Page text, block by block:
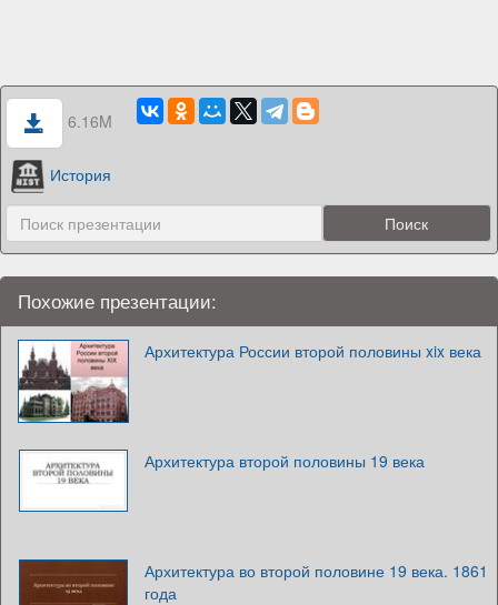
6.16M
История
Похожие презентации:
Архитектура России второй половины xix века
Архитектура второй половины 19 века
Архитектура во второй половине 19 века. 1861
года